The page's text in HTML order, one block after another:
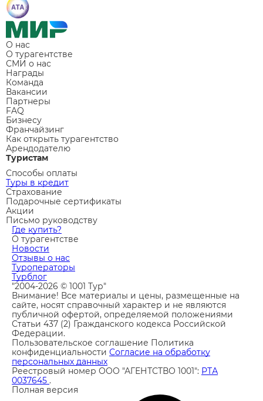
О нас
О турагентстве
СМИ о нас
Награды
Команда
Вакансии
Партнеры
FAQ
Бизнесу
Франчайзинг
Как открыть турагентство
Арендодателю
Туристам
Способы оплаты
Туры в кредит
Страхование
Подарочные сертификаты
Акции
Письмо руководству
Где купить?
О турагентстве
Новости
Отзывы о нас
Туроператоры
Турблог
"2004-2026 © 1001 Тур"
Внимание! Все материалы и цены, размещенные на
сайте, носят справочный характер и не являются
публичной офертой, определяемой положениями
Статьи 437 (2) Гражданского кодекса Российской
Федерации.
Пользовательское соглашение Политика
конфиденциальности Согласие на обработку
персональных данных
Реестровый номер ООО "АГЕНТСТВО 1001": РТА
0037645 .
Полная версия